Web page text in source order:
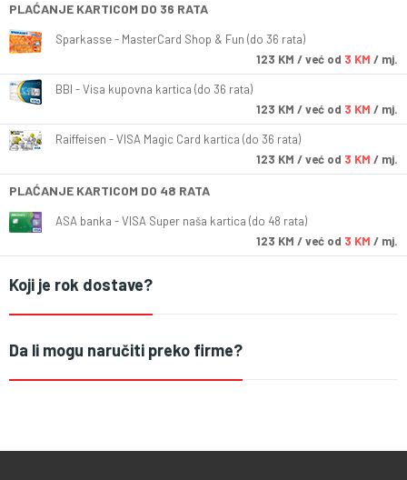
PLAĆANJE KARTICOM DO 36 RATA
Sparkasse - MasterCard Shop & Fun (do 36 rata)
123 KM / već od 3 KM / mj.
BBI - Visa kupovna kartica (do 36 rata)
123 KM / već od 3 KM / mj.
Raiffeisen - VISA Magic Card kartica (do 36 rata)
123 KM / već od 3 KM / mj.
PLAĆANJE KARTICOM DO 48 RATA
ASA banka - VISA Super naša kartica (do 48 rata)
123 KM / već od 3 KM / mj.
Koji je rok dostave?
Da li mogu naručiti preko firme?